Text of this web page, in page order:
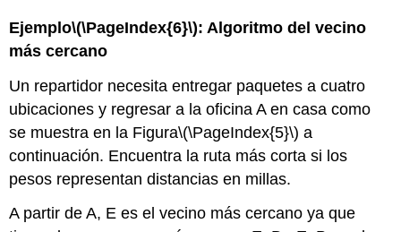
Ejemplo\(\PageIndex{6}\): Algoritmo del vecino
más cercano
Un repartidor necesita entregar paquetes a cuatro
ubicaciones y regresar a la oficina A en casa como
se muestra en la Figura\(\PageIndex{5}\) a
continuación. Encuentra la ruta más corta si los
pesos representan distancias en millas.
A partir de A, E es el vecino más cercano ya que